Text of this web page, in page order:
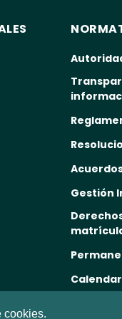
Gestión
cookies.